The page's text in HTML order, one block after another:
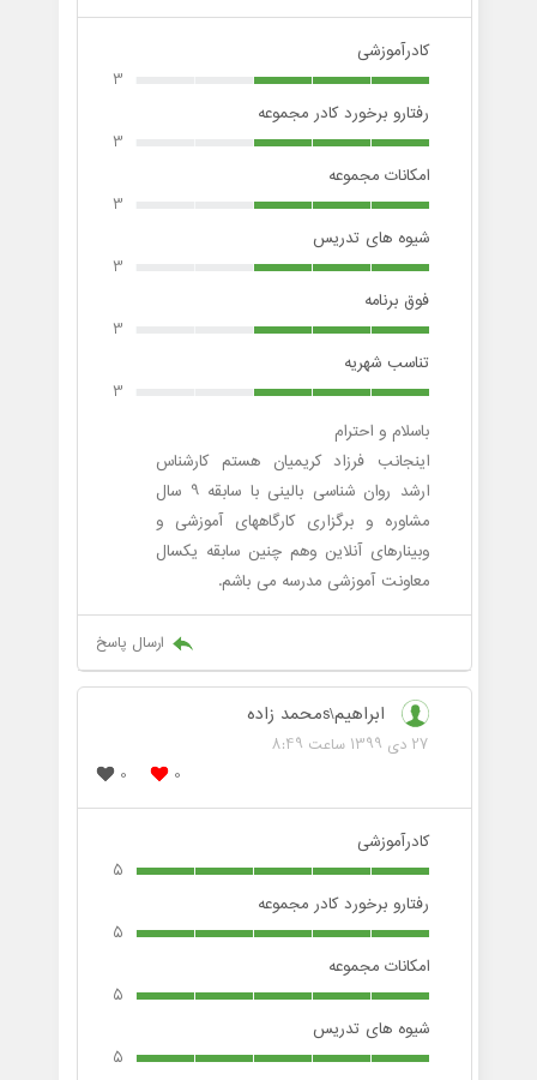
کادرآموزشی
3
رفتارو برخورد کادر مجموعه
3
امکانات مجموعه
3
شیوه های تدریس
3
فوق برنامه
3
تناسب شهریه
3
باسلام و احترام
اینجانب فرزاد کریمیان هستم کارشناس
ارشد روان شناسی بالینی با سابقه 9 سال
مشاوره و برگزاری کارگاههای آموزشی و
وبینارهای آنلاین وهم چنین سابقه یکسال
معاونت آموزشی مدرسه می باشم.
ارسال پاسخ
ابراهیم\sمحمد زاده
27 دی 1399 ساعت 8:49
0
0
کادرآموزشی
5
رفتارو برخورد کادر مجموعه
5
امکانات مجموعه
5
شیوه های تدریس
5